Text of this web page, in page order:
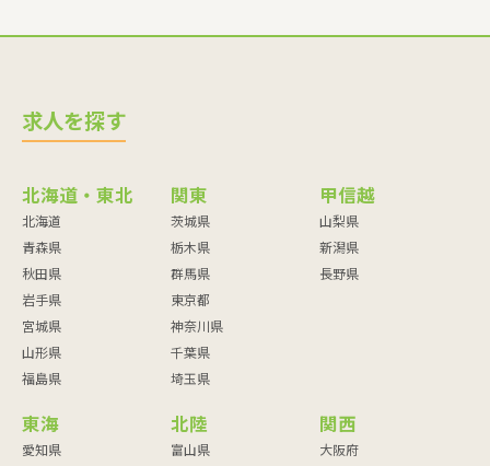
求人を探す
北海道・東北
北海道
青森県
秋田県
岩手県
宮城県
山形県
福島県
関東
茨城県
栃木県
群馬県
東京都
神奈川県
千葉県
埼玉県
甲信越
山梨県
新潟県
長野県
東海
愛知県
北陸
富山県
関西
大阪府